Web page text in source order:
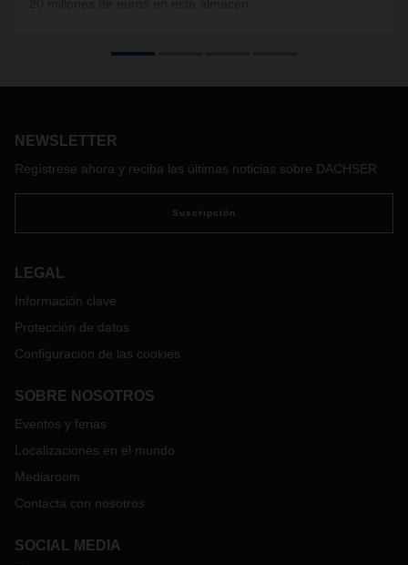
NEWSLETTER
Regístrese ahora y reciba las últimas noticias sobre DACHSER
Suscripción
LEGAL
Información clave
Protección de datos
Configuración de las cookies
SOBRE NOSOTROS
Eventos y ferias
Localizaciones en el mundo
Mediaroom
Contacta con nosotros
SOCIAL MEDIA